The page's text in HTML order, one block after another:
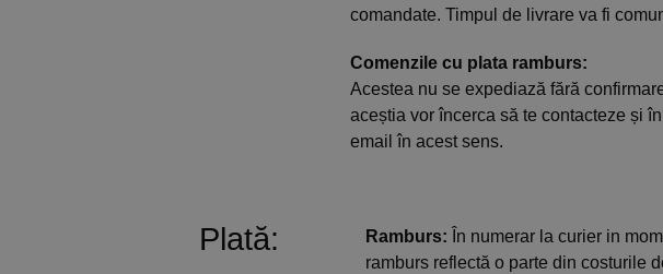
comandate. Timpul de livrare va fi
Comenzile cu plata ramburs:
Acestea nu se expediază fără
aceștia vor încerca să te contacteze și
email în acest sens.
Plată: Ramburs: În numerar la curier in
ramburs reflectă o parte din costurile